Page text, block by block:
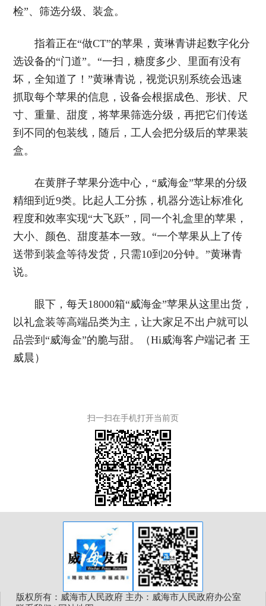
检”、筛选分级、装盒。
指着正在“做CT”的苹果，黄琳青讲起数字化分
选设备的“门道”。“一扫，糖度多少、里面有没有
坏，全知道了！”黄琳青说，视觉识别系统会迅速
抓取每个苹果的信息，设备会根据成色、形状、尺
寸、重量、甜度，将苹果筛选分级，再把它们传送
到不同的包装线，随后，工人会把分级后的苹果装
盒。
在黄胖子苹果分选中心，“威海金”苹果的分级
精细到近9类。比起人工分拣，机器分选让标准化
程度和效率实现“大飞跃”，同一个礼盒里的苹果，
大小、颜色、甜度基本一致。“一个苹果从上了传
送带到装盒等待发货，只需10到20分钟。”黄琳青
说。
眼下，每天18000箱“威海金”苹果从这里出货，
以礼盒装等高端品类为主，让大家足不出户就可以
品尝到“威海金”的脆与甜。（Hi威海客户端记者 王
威晨）
扫一扫在手机打开当前页
版权所有：威海市人民政府 主办：威海市人民政府办公室